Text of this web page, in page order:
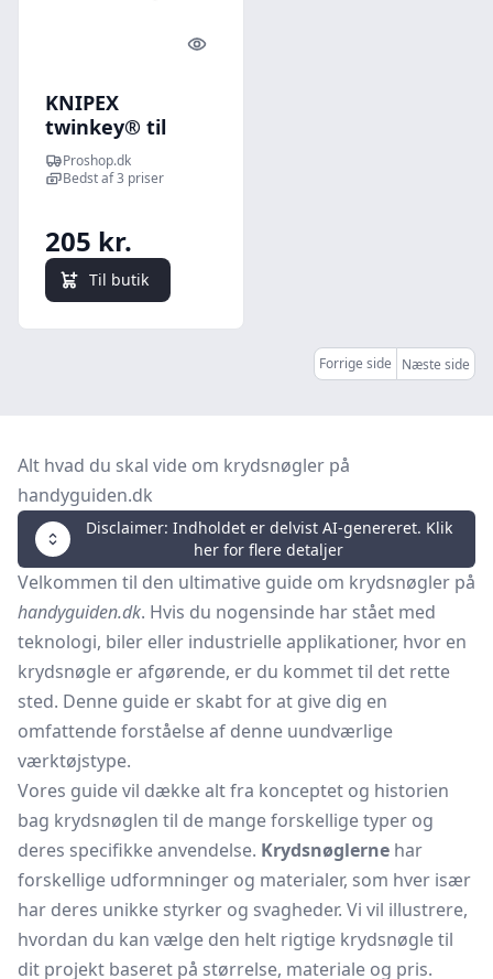
Quick look
KNIPEX
twinkey® til
almindelige
skabe og
Proshop.dk
Bedst af 3 priser
205 kr.
Til butik
Forrige side Næste side
Alt hvad du skal vide om krydsnøgler på
handyguiden.dk
Disclaimer: Indholdet er delvist AI-genereret. Klik
her for flere detaljer
Velkommen til den ultimative guide om krydsnøgler på
handyguiden.dk. Hvis du nogensinde har stået med
teknologi, biler eller industrielle applikationer, hvor en
krydsnøgle er afgørende, er du kommet til det rette
sted. Denne guide er skabt for at give dig en
omfattende forståelse af denne uundværlige
værktøjstype.
Vores guide vil dække alt fra konceptet og historien
bag krydsnøglen til de mange forskellige typer og
deres specifikke anvendelse. Krydsnøglerne har
forskellige udformninger og materialer, som hver især
har deres unikke styrker og svagheder. Vi vil illustrere,
hvordan du kan vælge den helt rigtige krydsnøgle til
dit projekt baseret på størrelse, materiale og pris.